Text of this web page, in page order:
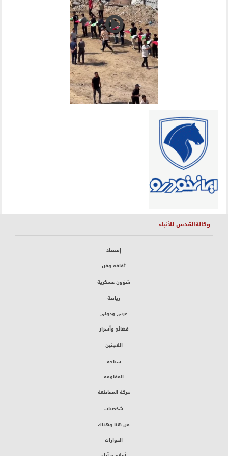
وكالةالقدس للأنباء
إقتصاد
ثقافة وفن
شؤون عسكرية
رياضة
عربي ودولي
فضائح وأسرار
اللاجئين
سياحة
المقاومة
حركة المقاطعة
شخصيات
من هنا وهناك
الحوارات